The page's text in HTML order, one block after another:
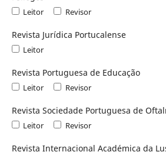
Leitor Revisor
Revista Jurídica Portucalense
Leitor
Revista Portuguesa de Educação
Leitor Revisor
Revista Sociedade Portuguesa de
Leitor Revisor
Revista Internacional Académica da